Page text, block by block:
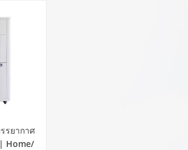
รยากาศ
Home/